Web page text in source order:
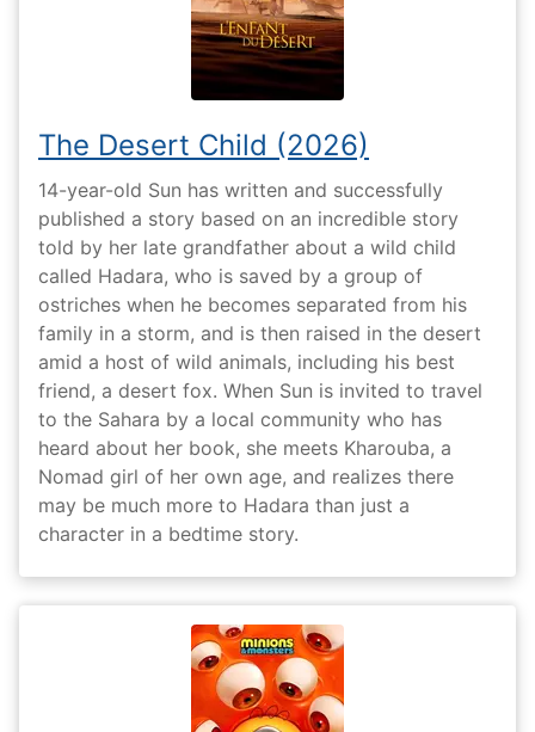
The Desert Child (2026)
14-year-old Sun has written and successfully
published a story based on an incredible story
told by her late grandfather about a wild child
called Hadara, who is saved by a group of
ostriches when he becomes separated from his
family in a storm, and is then raised in the desert
amid a host of wild animals, including his best
friend, a desert fox. When Sun is invited to travel
to the Sahara by a local community who has
heard about her book, she meets Kharouba, a
Nomad girl of her own age, and realizes there
may be much more to Hadara than just a
character in a bedtime story.